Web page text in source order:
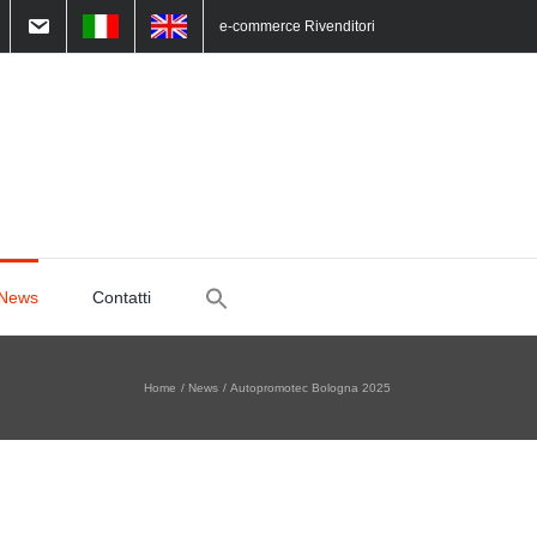
e-commerce Rivenditori
Contatti
Home News Autopromotec Bologna 2025